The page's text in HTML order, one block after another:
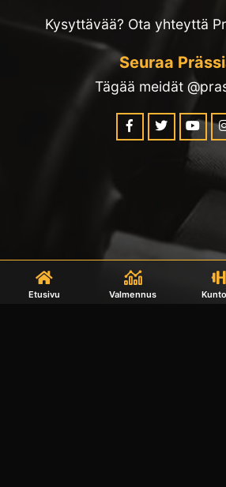
Etusivu Valmennus
Kysyttävää? Ota yhteyttä
Seuraa
Tägää meidät